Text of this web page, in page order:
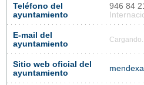
Teléfono del
ayuntamiento
946 84
E-mail del
ayuntamiento
Cargando...
Sitio web oficial del
ayuntamiento